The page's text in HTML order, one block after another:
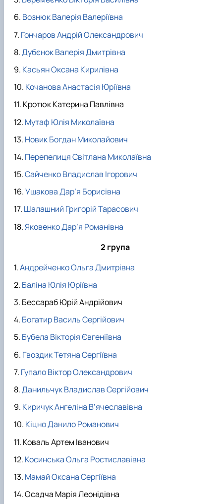
НОВИНИ
факультетом ветеринарної медицини …
Скринька довіри
Вступ 2022 рік
Вступ 2021 рік
Вступ 2019 рік
Вознюк Валерія Валеріївна
Гончаров Андрій Олександрович
Дубєнок Валерія Дмитрівна
Касьян Оксана Кирилівна
Кочанова Анастасія Юріївна
Кротюк Катерина Павлівна
Мутаф Юлія Миколаївна
Новик Богдан Миколайович
Перепелиця Світлана Миколаївна
Сайченко Владислав Ігорович
Ушакова Дар’я Борисівна
Шалашний Григорій Тарасович
Яковенко Дар’я Романівна
2 група
Андрейченко Ольга Дмитрівна
Баліна Юлія Юріївна
Бессараб Юрій Андрійович
Богатир Василь Сергійович
Бубела Вікторія Євгеніївна
Гвоздик Тетяна Сергіївна
Гупало Віктор Олександрович
Данильчук Владислав Сергійович
Киричук Ангеліна В’ячеславівна
Кіцно Данило Романович
Коваль Артем Іванович
Косинська Ольга Ростиславівна
Мамай Оксана Сергіївна
Осадча Марія Леонідівна